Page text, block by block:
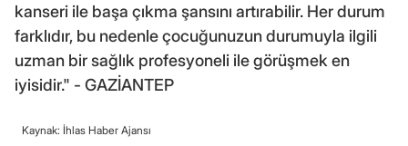
kanseri ile başa çıkma şansını artırabilir. Her durum
farklıdır, bu nedenle çocuğunuzun durumuyla ilgili
uzman bir sağlık profesyoneli ile görüşmek en
iyisidir." - GAZİANTEP
Kaynak: İhlas Haber Ajansı